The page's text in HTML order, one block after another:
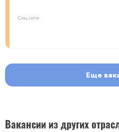
Соц.сети
Еще
Вакансии из других